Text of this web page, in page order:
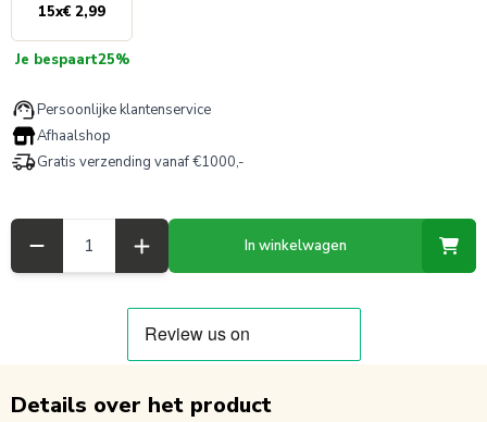
15x€ 2,99
Je bespaart25%
Persoonlijke klantenservice
Afhaalshop
Gratis verzending vanaf €1000,-
In winkelwagen
Details over het product